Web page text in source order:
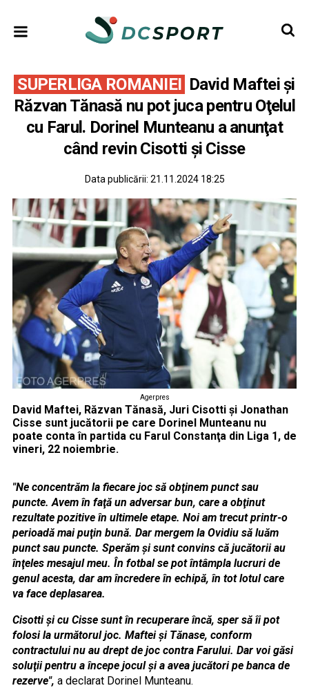
SUPERLIGA ROMANIEI David Maftei şi
Răzvan Tănasă nu pot juca pentru Oţelul
cu Farul. Dorinel Munteanu a anunţat
când revin Cisotti şi Cisse
Data publicării: 21.11.2024 18:25
Agerpres
David Maftei, Răzvan Tănasă, Juri Cisotti şi Jonathan
Cisse sunt jucătorii pe care Dorinel Munteanu nu
poate conta în partida cu Farul Constanţa din Liga 1, de
vineri, 22 noiembrie.
"Ne concentrăm la fiecare joc să obţinem punct sau
puncte. Avem în faţă un adversar bun, care a obţinut
rezultate pozitive în ultimele etape. Noi am trecut printr-o
perioadă mai puţin bună. Dar mergem la Ovidiu să luăm
punct sau puncte. Sperăm şi sunt convins că jucătorii au
înţeles mesajul meu. În fotbal se pot întâmpla lucruri de
genul acesta, dar am încredere în echipă, în tot lotul care
va face deplasarea.
Cisotti şi cu Cisse sunt în recuperare încă, sper să îi pot
folosi la următorul joc. Maftei şi Tănase, conform
contractului nu au drept de joc contra Farului. Dar voi găsi
soluţii pentru a începe jocul şi a avea jucători pe banca de
rezerve", a declarat Dorinel Munteanu.